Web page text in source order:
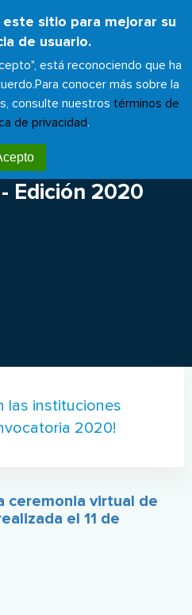
sitio para mejorar su
de usuario.
está reconociendo que ha
Para conocer más sobre la
consulte nuestros términos de
de privacidad.
Toggle
huella, más
Edición 2020
las instituciones
2020!
ceremonia virtual de
el 11 de